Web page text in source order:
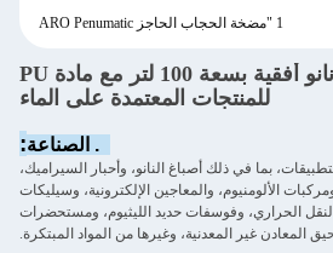
1 "مضخة الحجاب الحاجز ARO Penumatic
مطحنة خرز نانو أفقية بسعة 100 لتر مع مادة PU
للمنتجات المعتمدة على الماء
:
بما في ذلك أصباغ النانو، وأحبار السيراميك،
الألومنيوم، والمعاجين الإلكترونية، وسيليكات
الحراري، وفوسفات حديد الليثيوم، ومستحضرات
المعادن غير المعدنية، وغيرها من المواد المبتكرة.